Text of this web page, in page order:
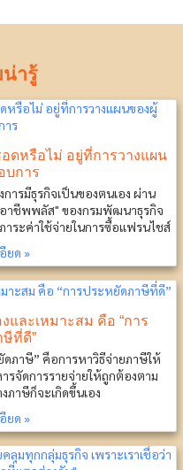
ารู้
ดหรือไม่ อยู่ที่การวางแผน
บการ
รมีธุรกิจเป็นของตนเอง ผ่าน
อาชีพพลัส" ของกรมพัฒนาธุรกิจ
ระค่าใช้จ่ายในการซื้อแฟรนไชส์
ยด »
และเหมาะสม คือ “การ
ที่ดี”
ภาษี” คือการหาวิธีจ่ายภาษีให้
จัดการรายจ่ายให้ถูกต้องตาม
าษีก็จะเกิดขึ้นเอง
ยด »